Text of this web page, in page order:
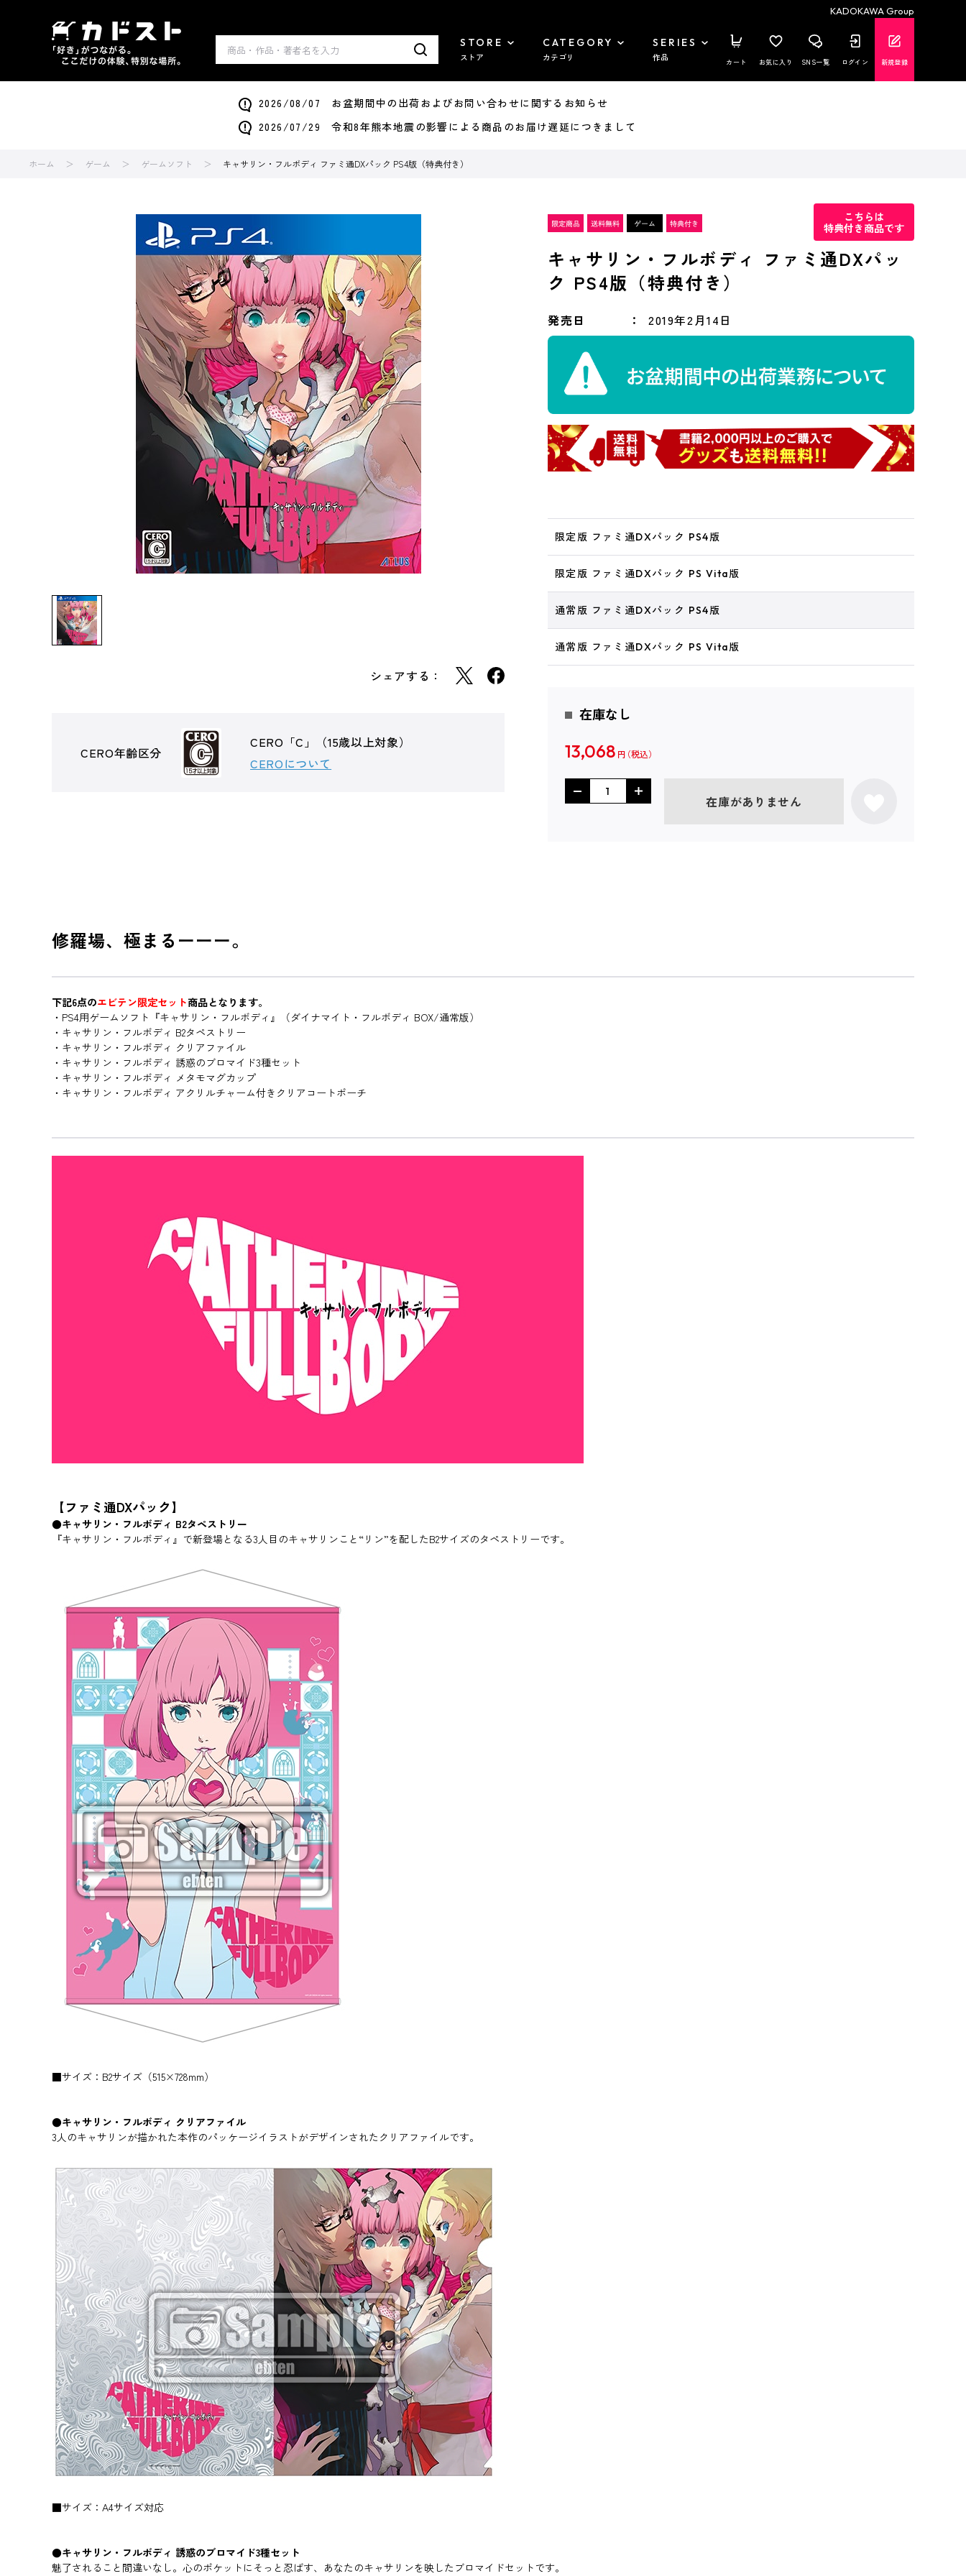
KADOKAWA Group
STORE
ストア
CATEGORY
カテゴリ
SERIES
作品 カート お気に入り SNS一覧 ログイン 新規登録
2026/08/07 お盆期間中の出荷およびお問い合わせに関するお知らせ
2026/07/29 令和8年熊本地震の影響による商品のお届け遅延につきまして
ホーム ゲーム ゲームソフト キャサリン・フルボディ ファミ通DXパック PS4版（特典付き）
シェアする：
CERO年齢区分
CERO「C」（15歳以上対象）
CEROについて
こちらは
特典付き商品です
キャサリン・フルボディ ファミ通DXパッ
ク PS4版（特典付き）
発売日 2019年2月14日
限定版 ファミ通DXパック PS4版
限定版 ファミ通DXパック PS Vita版
通常版 ファミ通DXパック PS4版
通常版 ファミ通DXパック PS Vita版
在庫なし
13,068 円
在庫がありません
修羅場、極まるーーー。
下記6点のエビテン限定セット商品となります。
・PS4用ゲームソフト『キャサリン・フルボディ』（ダイナマイト・フルボディ BOX/通常版）
・キャサリン・フルボディ B2タペストリー
・キャサリン・フルボディ クリアファイル
・キャサリン・フルボディ 誘惑のブロマイド3種セット
・キャサリン・フルボディ メタモマグカップ
・キャサリン・フルボディ アクリルチャーム付きクリアコートポーチ
【ファミ通DXパック】
●キャサリン・フルボディ B2タペストリー
『キャサリン・フルボディ』で新登場となる3人目のキャサリンこと“リン”を配したB2サイズのタペストリーです。
■サイズ：B2サイズ（515×728mm）
●キャサリン・フルボディ クリアファイル
3人のキャサリンが描かれた本作のパッケージイラストがデザインされたクリアファイルです。
■サイズ：A4サイズ対応
●キャサリン・フルボディ 誘惑のブロマイド3種セット
魅了されること間違いなし。心のポケットにそっと忍ばす、あなたのキャサリンを映したブロマイドセットです。